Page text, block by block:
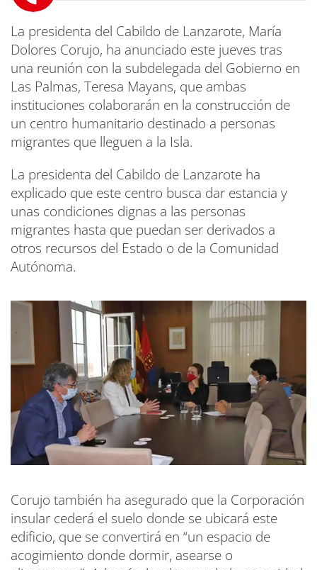
La presidenta del Cabildo de Lanzarote, María
Dolores Corujo, ha anunciado este jueves tras
una reunión con la subdelegada del Gobierno en
Las Palmas, Teresa Mayans, que ambas
instituciones colaborarán en la construcción de
un centro humanitario destinado a personas
migrantes que lleguen a la Isla.
La presidenta del Cabildo de Lanzarote ha
explicado que este centro busca dar estancia y
unas condiciones dignas a las personas
migrantes hasta que puedan ser derivados a
otros recursos del Estado o de la Comunidad
Autónoma.
Corujo también ha asegurado que la Corporación
insular cederá el suelo donde se ubicará este
edificio, que se convertirá en “un espacio de
acogimiento donde dormir, asearse o